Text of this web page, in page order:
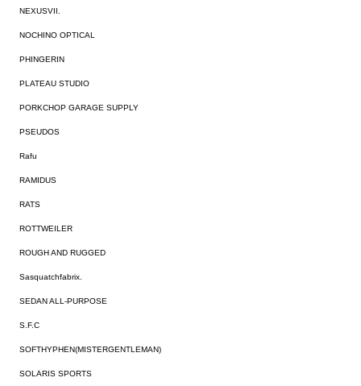
NEXUSVII.
NOCHINO OPTICAL
PHINGERIN
PLATEAU STUDIO
PORKCHOP GARAGE SUPPLY
PSEUDOS
Rafu
RAMIDUS
RATS
ROTTWEILER
ROUGH AND RUGGED
Sasquatchfabrix.
SEDAN ALL-PURPOSE
S.F.C
SOFTHYPHEN(MISTERGENTLEMAN)
SOLARIS SPORTS